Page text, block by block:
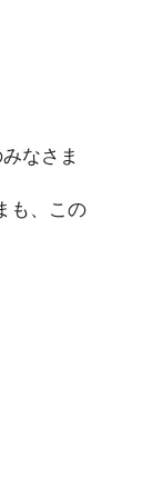
なさま
も、この